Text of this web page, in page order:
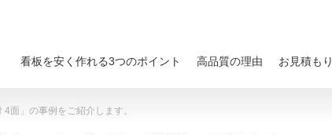
看板を安く作れる3つのポイント 高品質の理由 お見積もり
面」の事例をご紹介します。